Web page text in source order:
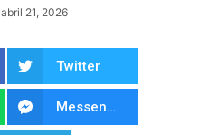
abril 21, 2026
Twitter
Messenger